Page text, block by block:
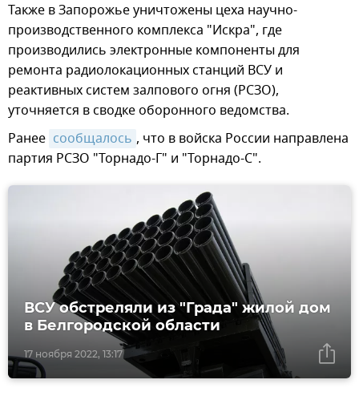
Также в Запорожье уничтожены цеха научно-
производственного комплекса "Искра", где
производились электронные компоненты для
ремонта радиолокационных станций ВСУ и
реактивных систем залпового огня (РСЗО),
уточняется в сводке оборонного ведомства.
Ранее сообщалось , что в войска России направлена
партия РСЗО "Торнадо-Г" и "Торнадо-С".
17 ноября 2022, 13:17
ВСУ обстреляли из "Града" жилой дом
в Белгородской области